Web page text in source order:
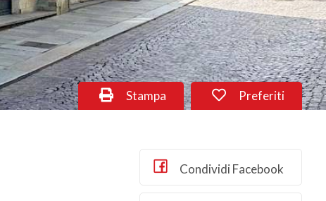
Preferiti
Stampa
Condividi Facebook